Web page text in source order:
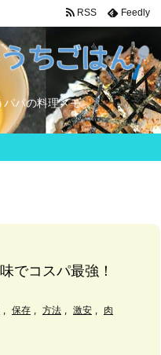
パの料理メモ
RSS Feedly
でコスパ最強！
, 保存 , 方法 , 激安 , 肉